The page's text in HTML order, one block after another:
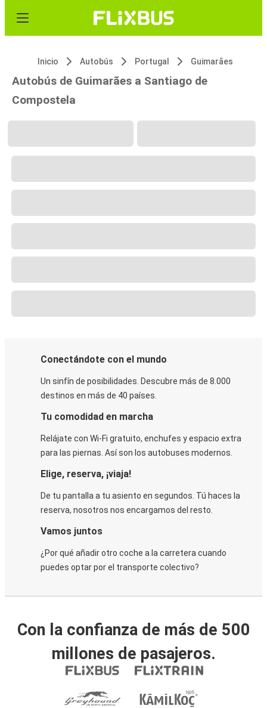
Inicio Autobús Portugal Guimarães
Autobús de Guimarães a Santiago de
Compostela
Conectándote con el mundo
Un sinfín de posibilidades. Descubre más de 8.000
destinos en más de 40 países.
Tu comodidad en marcha
Relájate con Wi-Fi gratuito, enchufes y espacio extra
para las piernas. Así son los autobuses modernos.
Elige, reserva, ¡viaja!
De tu pantalla a tu asiento en segundos. Tú haces la
reserva, nosotros nos encargamos del resto.
Vamos juntos
¿Por qué añadir otro coche a la carretera cuando
puedes optar por el transporte colectivo?
Con la confianza de más de 500
millones de pasajeros.